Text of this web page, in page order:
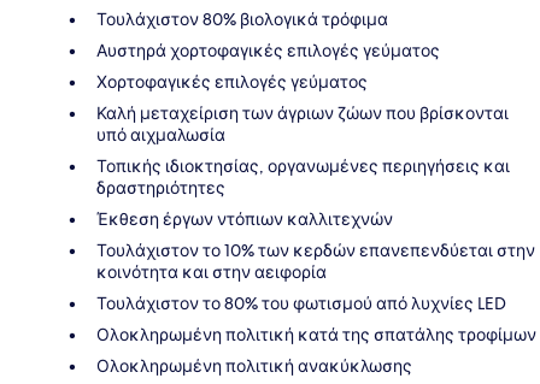
Τουλάχιστον 80% βιολογικά τρόφιμα
Αυστηρά χορτοφαγικές επιλογές γεύματος
Χορτοφαγικές επιλογές γεύματος
Καλή μεταχείριση των άγριων ζώων που βρίσκονται
υπό αιχμαλωσία
Τοπικής ιδιοκτησίας, οργανωμένες περιηγήσεις και
δραστηριότητες
Έκθεση έργων ντόπιων καλλιτεχνών
Τουλάχιστον το 10% των κερδών επανεπενδύεται στην
κοινότητα και στην αειφορία
Τουλάχιστον το 80% του φωτισμού από λυχνίες LED
Ολοκληρωμένη πολιτική κατά της σπατάλης τροφίμων
Ολοκληρωμένη πολιτική ανακύκλωσης